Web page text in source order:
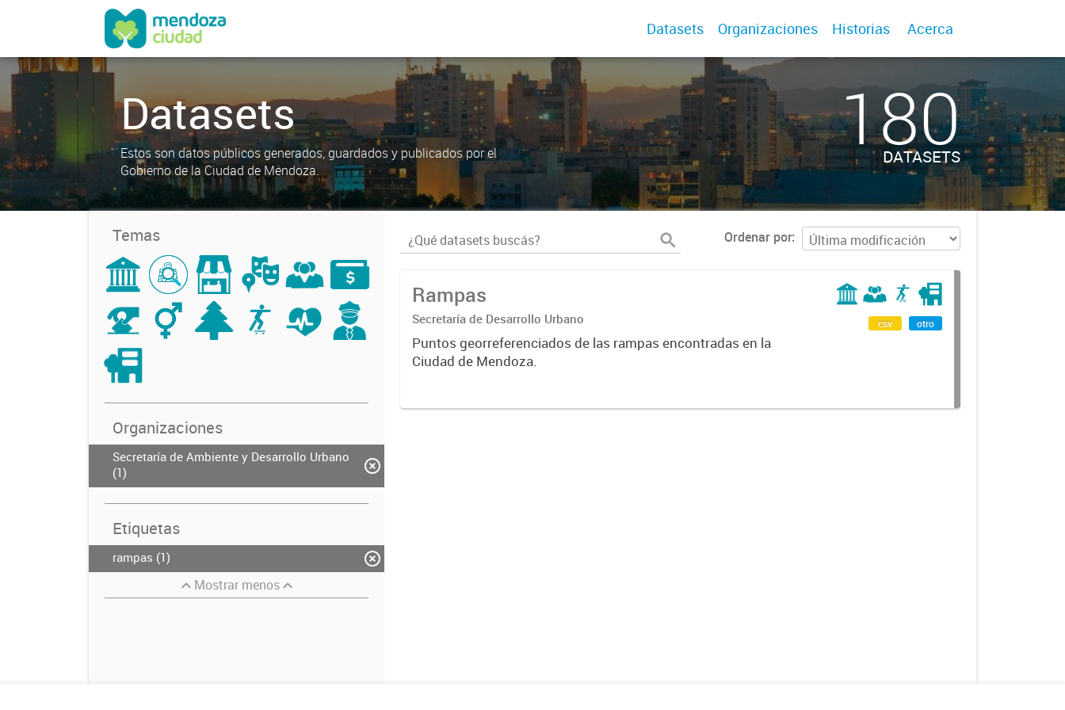
Datasets Organizaciones Historias Acerca
Datasets
Estos son datos públicos generados, guardados y publicados por el
Gobierno de la Ciudad de Mendoza.
180
DATASETS
Temas
Organizaciones
Secretaría de Ambiente y Desarrollo Urbano
(1)
Etiquetas
rampas (1)
Mostrar menos
Ordenar por
Rampas
Secretaría de Desarrollo Urbano
Puntos georreferenciados de las rampas encontradas en la
Ciudad de Mendoza.
csv otro